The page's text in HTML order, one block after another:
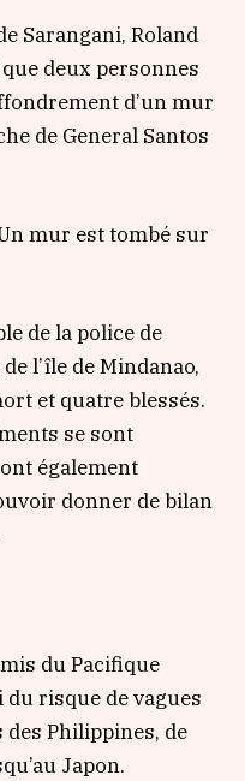
Sarangani, Roland
que deux personnes
d’un mur
de General Santos
mur est tombé sur
de la police de
l’île de Mindanao,
et quatre blessés.
se sont
également
donner de bilan
du Pacifique
du risque de vagues
Philippines, de
Japon.